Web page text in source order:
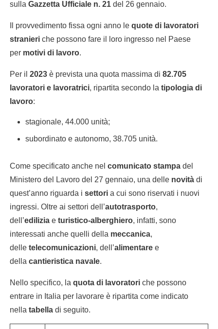
sulla Gazzetta Ufficiale n. 21 del 26 gennaio.
Il provvedimento fissa ogni anno le quote di lavoratori
stranieri che possono fare il loro ingresso nel Paese
per motivi di lavoro.
Per il 2023 è prevista una quota massima di 82.705
lavoratori e lavoratrici, ripartita secondo la tipologia di
lavoro:
stagionale, 44.000 unità;
subordinato e autonomo, 38.705 unità.
Come specificato anche nel comunicato stampa del
Ministero del Lavoro del 27 gennaio, una delle novità di
quest’anno riguarda i settori a cui sono riservati i nuovi
ingressi. Oltre ai settori dell’autotrasporto,
dell’edilizia e turistico-alberghiero, infatti, sono
interessati anche quelli della meccanica,
delle telecomunicazioni, dell’alimentare e
della cantieristica navale.
Nello specifico, la quota di lavoratori che possono
entrare in Italia per lavorare è ripartita come indicato
nella tabella di seguito.